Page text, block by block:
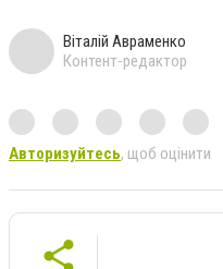
Віталій Авраменко
Контент-редактор
Авторизуйтесь, щоб оцінити